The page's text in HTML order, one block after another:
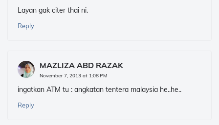
Layan gak citer thai ni.
Reply
MAZLIZA ABD RAZAK
November 7, 2013 at 1:08 PM
ingatkan ATM tu : angkatan tentera malaysia he..he..
Reply